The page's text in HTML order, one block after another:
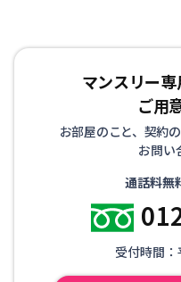
マンスリー
ご用
お部屋のこと、契約
お問い
通話料無
受付時間